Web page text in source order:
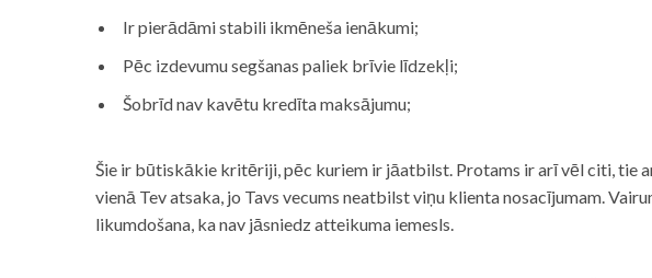
Ir pierādāmi stabili ikmēneša ienākumi;
Pēc izdevumu segšanas paliek brīvie līdzekļi;
Šobrīd nav kavētu kredīta maksājumu;
Šie ir būtiskākie kritēriji, pēc kuriem ir jāatbilst. Protams ir arī vēl citi, tie
vienā Tev atsaka, jo Tavs vecums neatbilst viņu klienta nosacījumam.
likumdošana, ka nav jāsniedz atteikuma iemesls.